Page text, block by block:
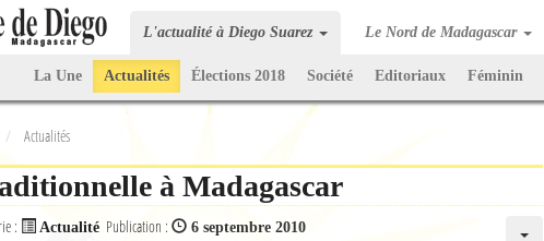
L'actualité à Diego Suarez Le Nord de Madagascar
La Une Actualités Élections 2018 Société Editoriaux Féminin
Actualités
à Madagascar
: Actualité Publication : 6 septembre 2010